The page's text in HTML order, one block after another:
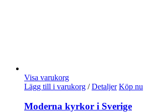
Visa varukorg
Lägg till i varukorg / Detaljer Köp nu
Moderna kyrkor i Sverige